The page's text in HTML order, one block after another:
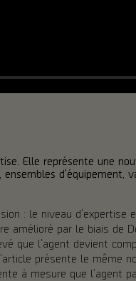
Elle représente une
d'équipement,
: le niveau d'expertise
amélioré par le biais de
que l'agent devient
présente le même
à mesure que l'agent